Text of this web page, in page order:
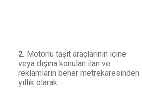
2. Motorlu taşıt araçlarının içine
veya dışına konulan ilan ve
reklamların beher metrekaresinden
yıllık olarak